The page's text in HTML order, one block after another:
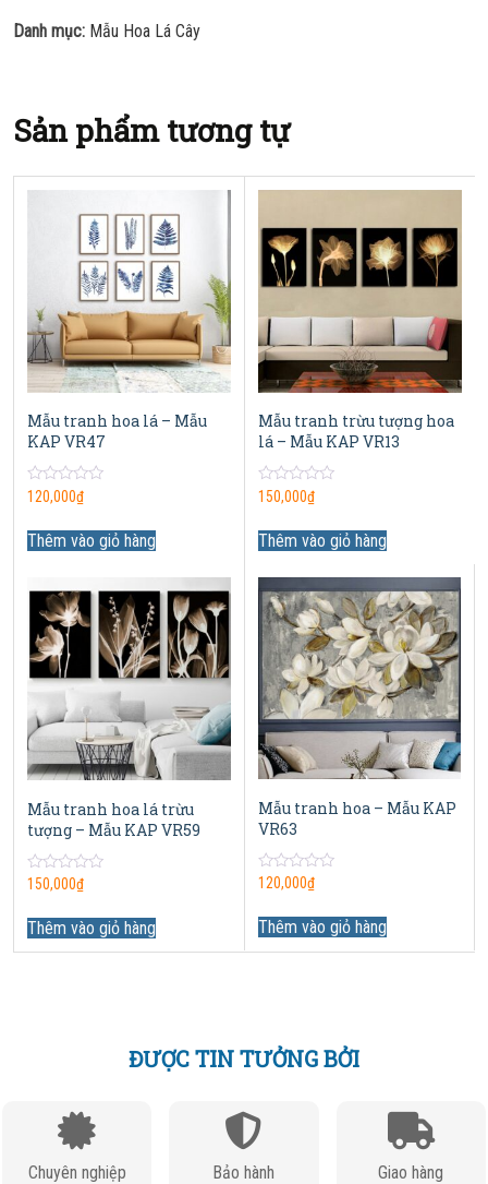
Danh mục: Mẫu Hoa Lá Cây
Sản phẩm tương tự
Mẫu tranh hoa lá – Mẫu
KAP VR47
0
5
120,000₫
Thêm vào giỏ hàng
Mẫu tranh trừu tượng hoa
lá – Mẫu KAP VR13
0
5
150,000₫
Thêm vào giỏ hàng
Mẫu tranh hoa lá trừu
tượng – Mẫu KAP VR59
0
5
150,000₫
Thêm vào giỏ hàng
Mẫu tranh hoa – Mẫu KAP
VR63
0
5
120,000₫
Thêm vào giỏ hàng
ĐƯỢC TIN TƯỞNG BỞI
Chuyên nghiệp Bảo hành Giao hàng